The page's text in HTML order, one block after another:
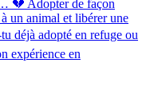
💔 Adopter de façon
un animal et libérer une
déjà adopté en refuge ou
expérience en